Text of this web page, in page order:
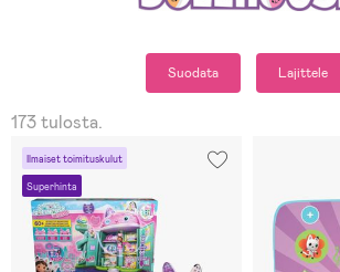
Suodata Lajittele
173 tulosta.
Ilmaiset toimituskulut
Superhinta